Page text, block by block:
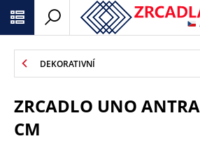
DEKORATIVNÍ
ZRCADLO UNO
CM